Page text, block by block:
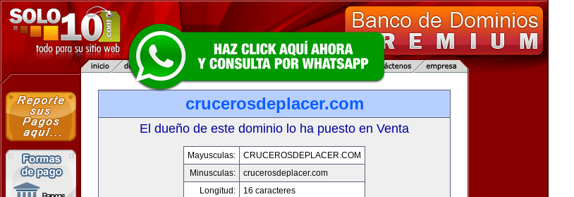
crucerosdeplacer.com
El dueño de este dominio lo ha puesto en Venta
Mayusculas:
CRUCEROSDEPLACER.COM
Minusculas:
crucerosdeplacer.com
Longitud:
16 caracteres